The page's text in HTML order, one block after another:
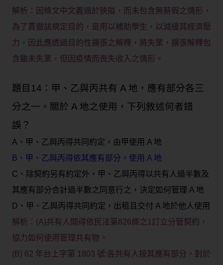
解析：因條文中文義過於狹隘，而未包含無薪假之情形，
為了貫徹該規定目的，是用以補助學生，以減緩其經濟壓
力，因此應透過目的性擴張之解釋，將失業，擴張解釋包
含雖未失業，但因疫情而喪失收入之情形。
題目14：甲、乙與丙共有 A 地，應有部分各三
分之一。關於 A 地之使用，下列敘述何者錯
誤？
A、甲、乙與丙得共同約定，由甲使用 A 地
B、甲、乙與丙得依其應有部分，使用 A 地
C、除契約另有約定外，甲、乙與丙得以共有人過半數及
其應有部分合計過半數之同意行之，決定如何管理 A 地
D、甲、乙與丙得共同約定，出租且交付 A 地於他人使用
解析：(A)共有人間得依民法第826條之1訂立分管契約，
協力如何使用管理共有物。
(B) 62 年台上字第 1803 號:各共有人按其應有部分，對於